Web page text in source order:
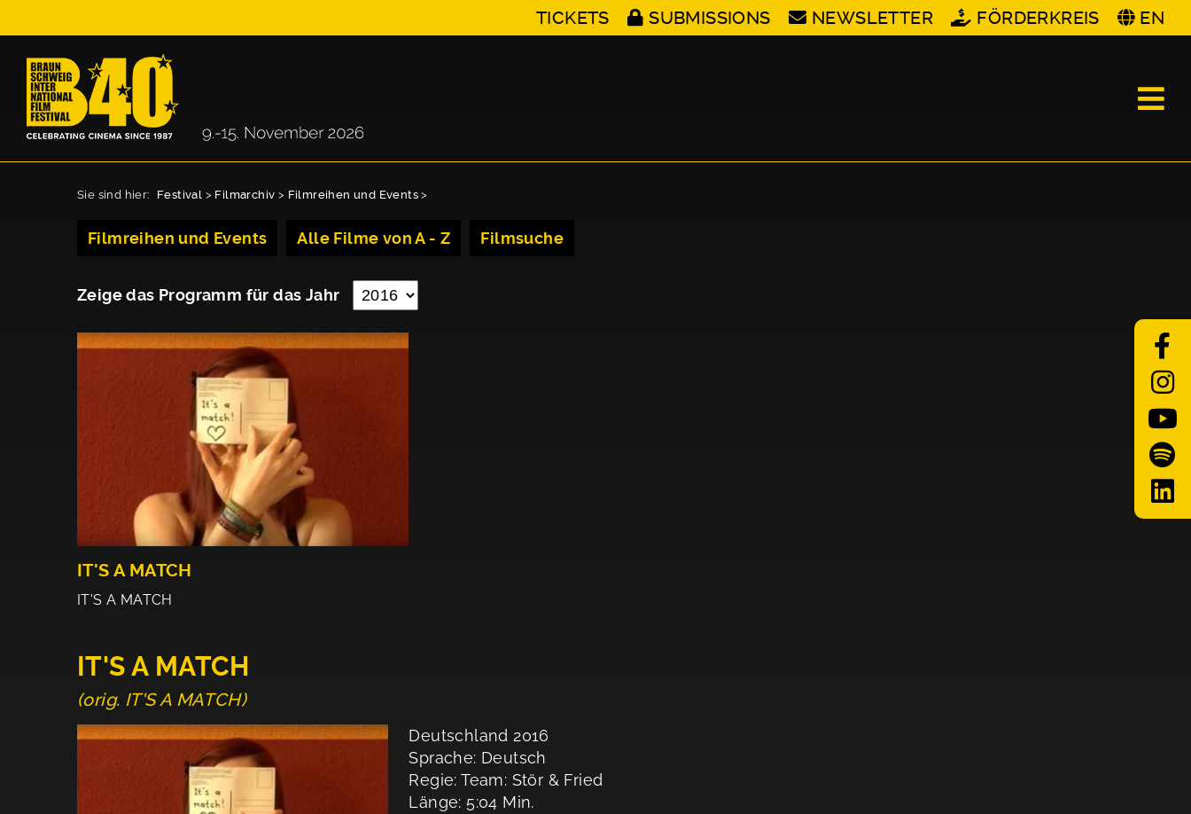
TICKETS SUBMISSIONS NEWSLETTER FÖRDERKREIS EN
Sie sind hier: Festival > Filmarchiv > Filmreihen und Events >
Filmreihen und Events Alle Filme von A - Z Filmsuche
Zeige das Programm für das Jahr
IT'S A MATCH
IT'S A MATCH
IT'S A MATCH
(orig. IT'S A MATCH)
Deutschland 2016
Sprache: Deutsch
Regie: Team: Stör & Fried
Länge: 5:04 Min.